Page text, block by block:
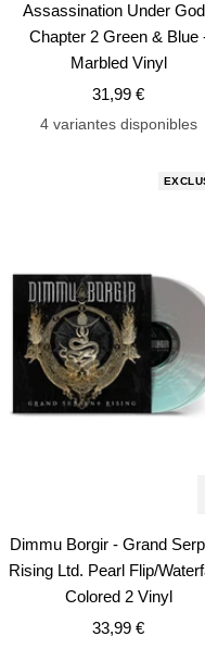
Assassination Under
Chapter 2 Green & Blue
Marbled Vinyl
Precio
de
31,99 €
4 variantes disponibles
Dimmu Borgir - Grand
Rising Ltd. Pearl Flip/
Colored 2 Vinyl
Precio
33,99 €